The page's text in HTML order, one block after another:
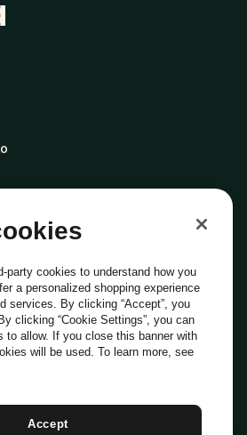
CookiePreferenze Cookie
e CondizioniCodice Etico
- indirizzo DPO: dpo@everli.com
Italiano
party cookies to understand how you
a personalized shopping experience
services. By clicking “Accept”, you
clicking “Cookie Settings”, you can
to allow. If you close this banner with
will be used. To learn more, see
Accept